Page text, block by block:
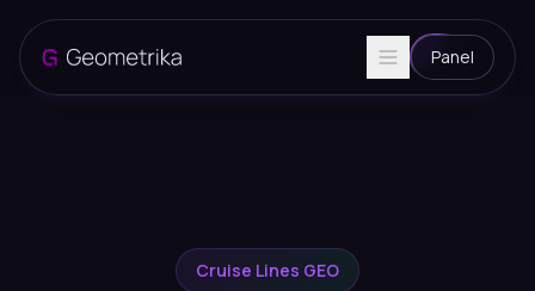
Panel
Cruise Lines GEO